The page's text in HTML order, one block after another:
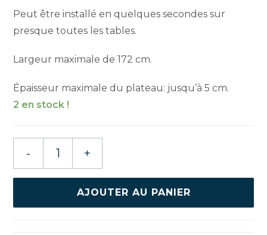
Peut être installé en quelques secondes sur
presque toutes les tables.
Largeur maximale de 172 cm.
Épaisseur maximale du plateau: jusqu’à 5 cm.
2 en stock !
FLEXX
- +
AJOUTER AU PANIER